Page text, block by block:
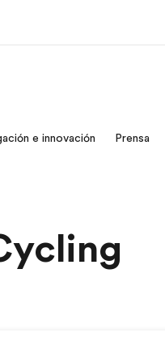
Ver todo lo
e innovación Prensa